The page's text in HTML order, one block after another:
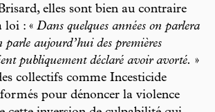
elles sont bien au contraire
loi : « Dans quelques années on parlera
parle aujourd’hui des premières
publiquement déclaré avoir avorté. »
collectifs comme Incesticide
pour dénoncer la violence